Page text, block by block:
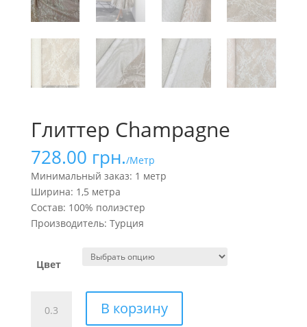
Глиттер Champagne
728.00 грн./Метр
Минимальный заказ: 1 метр
Ширина: 1,5 метра
Состав: 100% полиэстер
Производитель: Турция
Цвет
товара
В корзину